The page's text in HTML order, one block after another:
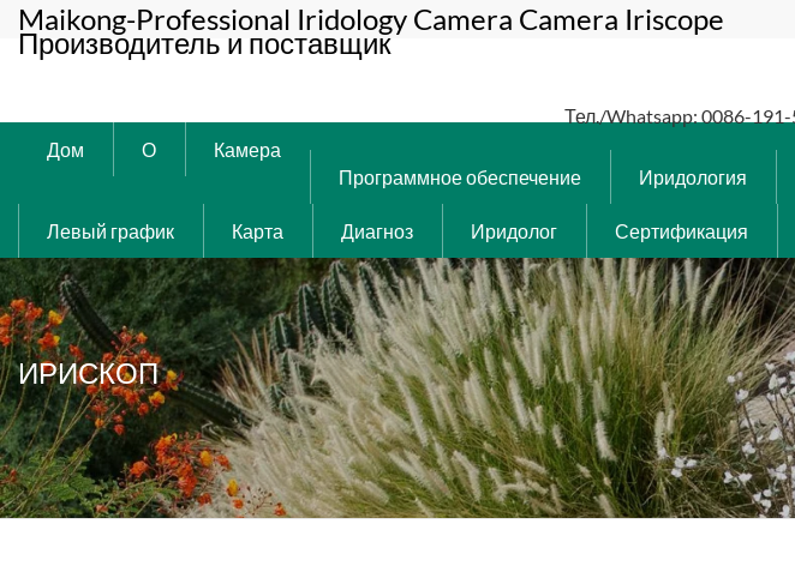
Maikong-Professional Iridology Camera Camera Iriscope
Производитель и поставщик
Тел./Whatsapp: 0086-
Дом
О
Камера
Программное обеспечение
Иридология
Левый график Карта Диагноз Иридолог Сертификация
ИРИСКОП